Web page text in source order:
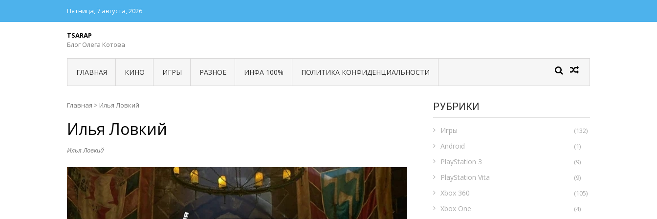
Пятница, 7 августа, 2026
TSARAP
Блог Олега Котова
ГЛАВНАЯ КИНО ИГРЫ РАЗНОЕ ИНФА 100% ПОЛИТИКА КОНФИДЕНЦИАЛЬНОСТИ
Главная > Илья Ловкий
Илья Ловкий
Илья Ловкий
РУБРИКИ
Игры (132)
Android (1)
PlayStation 3 (9)
PlayStation Vita (9)
Xbox 360 (105)
Xbox One (4)